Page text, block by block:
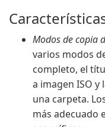
Modos de copia
varios modos
completo, el
a imagen ISO y
una carpeta.
más adecuado